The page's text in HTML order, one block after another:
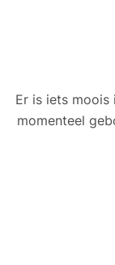
Er is iets
momenteel